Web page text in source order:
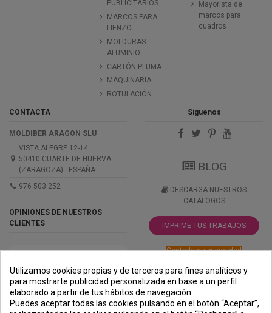
PUBLICITARIOS
MARCOS PARA
LIENZO
MOLDURAS
ALUMINIO
CARTÓN PLUMA
MAQUINARIA
ROTULACIÓN
Mayorista de
marcos para
cuadros
CONTACTA
MOLDIBER ARAGON SLU
VISTA ALEGRE 12-14
50410 CUARTE DE HUERVA
(ZARAGOZA) · ESPAÑA
976 503 252
OPINIONES DE NUESTROS
CLIENTES
Síguenos
BLOG
DESCARGA NUESTROS
CATÁLOGOS
IMPRIME TUS TRABAJOS
Controle su privacidad
PREMIOS
METODOS
DE PAGO
ENVÍO
COMERCIO
SEGURO
Utilizamos cookies propias y de terceros para fines analíticos y
para mostrarte publicidad personalizada en base a un perfil
elaborado a partir de tus hábitos de navegación.
Puedes aceptar todas las cookies pulsando en el botón “Aceptar”,